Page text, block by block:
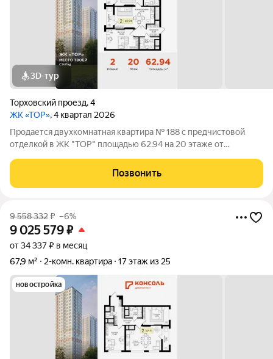
3D-тур
Торховский проезд,4
ЖК «ТОР», 4 квартал 2026
Продается двухкомнатная квартира № 188 с предчистовой
отделкой в ЖК "ТОР" площадью 62.94 на 20 этаже от
присвоен повышенный уровень комфортности комфорт плюс.
Он подразумевает светлые просторные
Позвонить
9 558 332₽ –6%
9 025 579₽
от 34 337 ₽ в месяц
67,9 м²
2-комн. квартира 17 этаж из 25
новостройка